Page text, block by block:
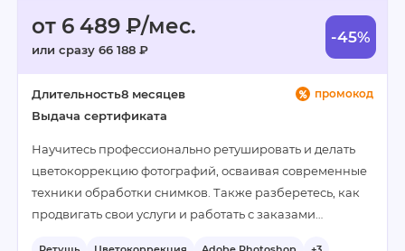
от 6 489 ₽/мес.
или сразу 66 188 ₽
-45%
промокод
Длительность8 месяцев
Выдача сертификата
Научитесь профессионально ретушировать и делать
цветокоррекцию фотографий, осваивая современные
техники обработки снимков. Также разберетесь, как
продвигать свои услуги и работать с заказами…